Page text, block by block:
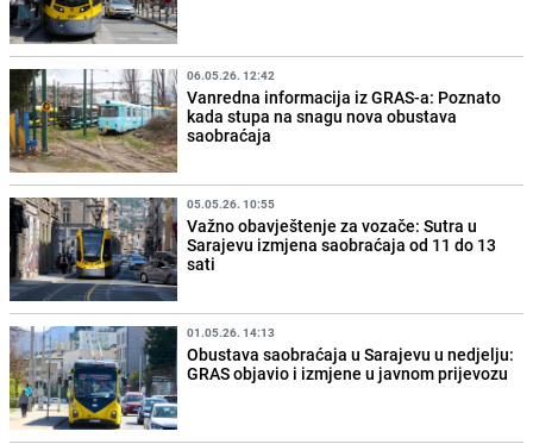
06.05.26. 12:42
Vanredna informacija iz GRAS-a: Poznato
kada stupa na snagu nova obustava
saobraćaja
05.05.26. 10:55
Važno obavještenje za vozače: Sutra u
Sarajevu izmjena saobraćaja od 11 do 13
sati
01.05.26. 14:13
Obustava saobraćaja u Sarajevu u nedjelju:
GRAS objavio i izmjene u javnom prijevozu